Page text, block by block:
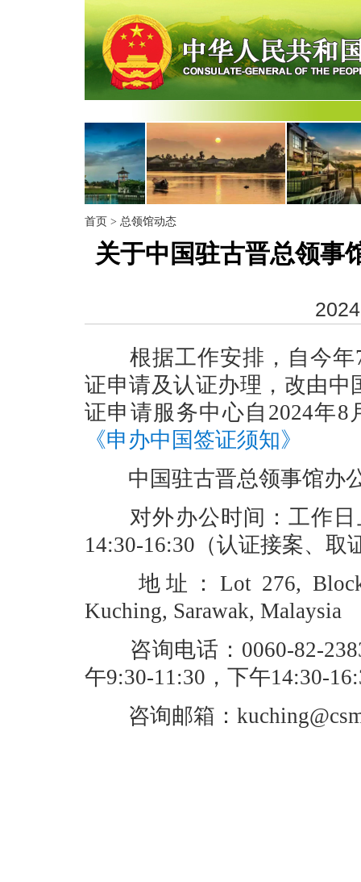
首页 > 总领馆动态
关于中国驻古晋总领事
根据工作安排，自今年7
证申请及认证办理，改由
证申请服务中心自2024年
《申办中国签证须知》
中国驻古晋总领事馆办
对外办公时间：工作日
14:30-16:30（认证接案、取
地址：Lot 276, Block
Kuching, Sarawak,
咨询电话：0060-82-
午9:30-11:30，下午14:30-
咨询邮箱：